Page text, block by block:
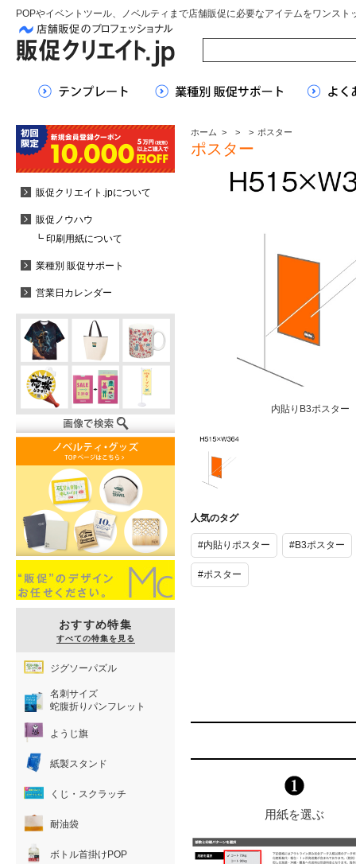
POPやイベントツール、ノベルティまで店舗販促に必要なアイテムをワンスト
ホーム > > > ポスター
ポスター
内貼りB3ポスター
スター
人気のタグ
#内貼りポスター #B3ポスター
#ポスター
用紙を選ぶ
販促クリエイト.jpについて
販促ノウハウ
┗ 印刷用紙について
業種別 販促サポート
営業日カレンダー
おすすめ特集
すべての特集を見る
ジグソーパズル
名刺サイズ
蛇腹折りパンフレット
ようじ旗
紙製スタンド
くじ・スクラッチ
耐油袋
ボトル首掛けPOP